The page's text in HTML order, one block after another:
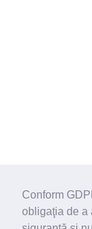
Conform
obligaţia de a